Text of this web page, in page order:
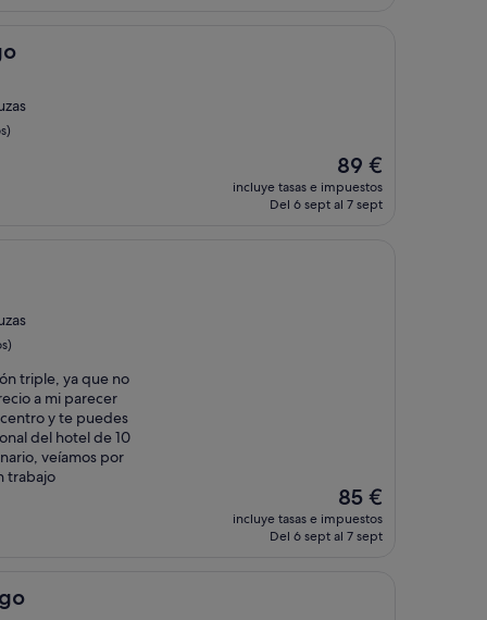
El
precio
actual
89 €
incluye tasas e impuestos
Del 6 sept al 7 sept
triple, ya que no
a mi parecer
y te puedes
del hotel de 10
veíamos por
trabajo
El
precio
actual
85 €
incluye tasas e impuestos
Del 6 sept al 7 sept